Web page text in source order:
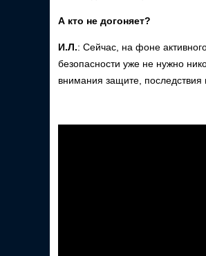
А кто не догоняет?
И.Л.: Сейчас, на фоне
безопасности уже не нужно
внимания защите, последствия